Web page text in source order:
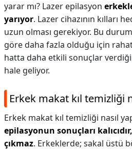
yarar mı? Lazer epilasyon
yarıyor. Lazer cihazının kılları
uzun olması gerekiyor. Bu
göre daha fazla olduğu için
hatta daha etkili sonuçlar
hale geliyor.
Erkek makat kıl temizliği
Erkek makat kıl temizliği nasıl
epilasyonun sonuçları
çıkmaz. Erkeklerde; sakal üstü